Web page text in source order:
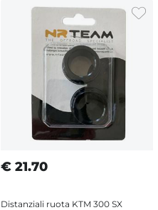
€ 21.70
Distanziali ruota KTM 300 SX